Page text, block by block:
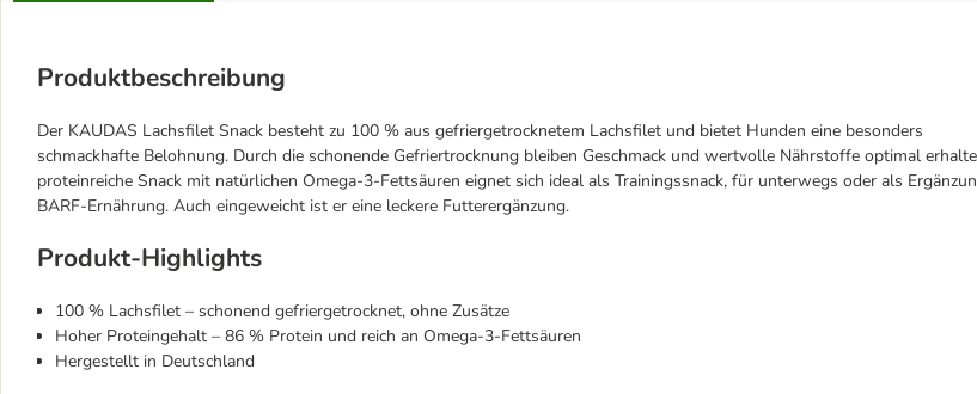
Produktbeschreibung
Der KAUDAS Lachsfilet Snack besteht zu 100 % aus gefriergetrocknetem Lachsfilet und bietet Hunden eine besonders
schmackhafte Belohnung. Durch die schonende Gefriertrocknung bleiben Geschmack und wertvolle Nährstoffe optimal
proteinreiche Snack mit natürlichen Omega-3-Fettsäuren eignet sich ideal als Trainingssnack, für unterwegs oder als
BARF-Ernährung. Auch eingeweicht ist er eine leckere Futterergänzung.
Produkt-Highlights
100 % Lachsfilet – schonend gefriergetrocknet, ohne Zusätze
Hoher Proteingehalt – 86 % Protein und reich an Omega-3-Fettsäuren
Hergestellt in Deutschland